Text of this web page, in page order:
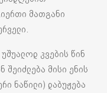
მათგანი
კვების წინ
შეიძლება მისი ენის
ნაწილი) დაბუჟება